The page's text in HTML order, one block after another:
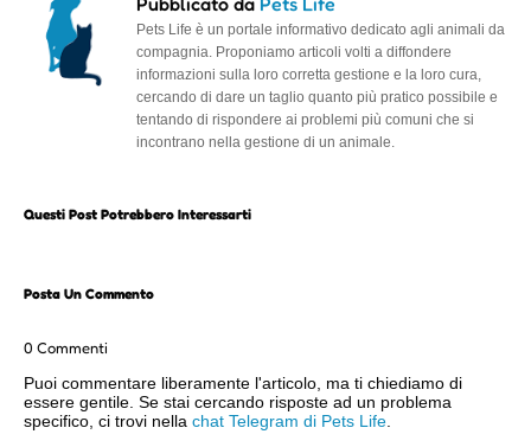
Pets Life è un portale informativo dedicato agli animali da
compagnia. Proponiamo articoli volti a diffondere
informazioni sulla loro corretta gestione e la loro cura,
cercando di dare un taglio quanto più pratico possibile e
tentando di rispondere ai problemi più comuni che si
incontrano nella gestione di un animale.
Questi Post Potrebbero Interessarti
Posta Un Commento
0 Commenti
Puoi commentare liberamente l'articolo, ma ti chiediamo di
essere gentile. Se stai cercando risposte ad un problema
specifico, ci trovi nella chat Telegram di Pets Life